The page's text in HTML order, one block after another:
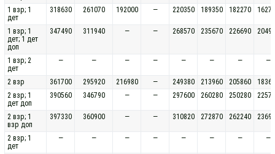
1 взр; 1
дет
318630 261070 192000 — 220350 189350 182270
1 взр; 1
дет; 1 дет
доп
347490 311940 — — 268570 235670 226690
1 взр; 2
дет
— — — — — — — —
2 взр 361700 295920 216980 — 249380 213960 205860
2 взр; 1
дет доп
390560 346790 — — 297600 260280 250280
2 взр; 1
взр доп
397330 360900 — — 310820 272870 262240
2 взр; 1
дет
— — — — — — — —